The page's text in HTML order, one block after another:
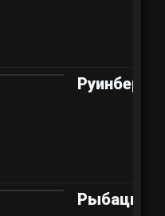
Руинберг
Рыбацкая